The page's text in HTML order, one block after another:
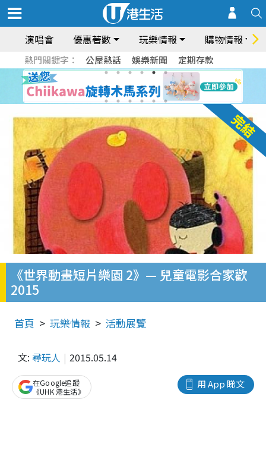
演唱會 優惠著數 玩樂情報 購物情報
熱門關鍵字： 公屋熱話 娛樂新聞 定期存款
《世界動畫短片樂園 2》— 兒童電影合家歡
2015
首頁 玩樂情報 活動展覽
文: 尋玩人 2015.05.14
用 App 睇文
在Google追蹤
《UHK 港生活》